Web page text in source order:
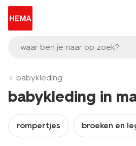
waar ben je naar op zoek?
babykleding
babykleding in
rompertjes broeken en